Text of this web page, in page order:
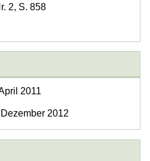
2, S. 858
2011
2012